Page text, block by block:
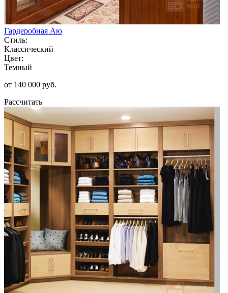
Гардеробная Аю
Стиль:
Классический
Цвет:
Темный
от 140 000 руб.
Рассчитать